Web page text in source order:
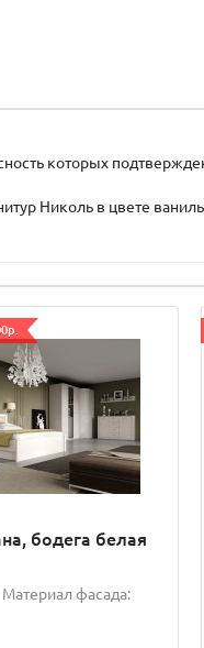
которых
Николь в цвете
бодега белая
Материал фасада: